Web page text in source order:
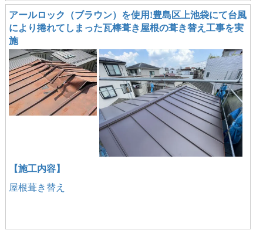
アールロック（ブラウン）を使用!豊島区上池袋にて台風
により捲れてしまった瓦棒葺き屋根の葺き替え工事を実
施
【施工内容】
屋根葺き替え